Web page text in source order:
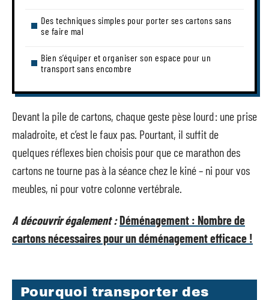
Des techniques simples pour porter ses cartons sans
se faire mal
Bien s’équiper et organiser son espace pour un
transport sans encombre
Devant la pile de cartons, chaque geste pèse lourd : une prise
maladroite, et c’est le faux pas. Pourtant, il suffit de
quelques réflexes bien choisis pour que ce marathon des
cartons ne tourne pas à la séance chez le kiné – ni pour vos
meubles, ni pour votre colonne vertébrale.
A découvrir également :Déménagement : Nombre de
cartons nécessaires pour un déménagement efficace !
Pourquoi transporter des